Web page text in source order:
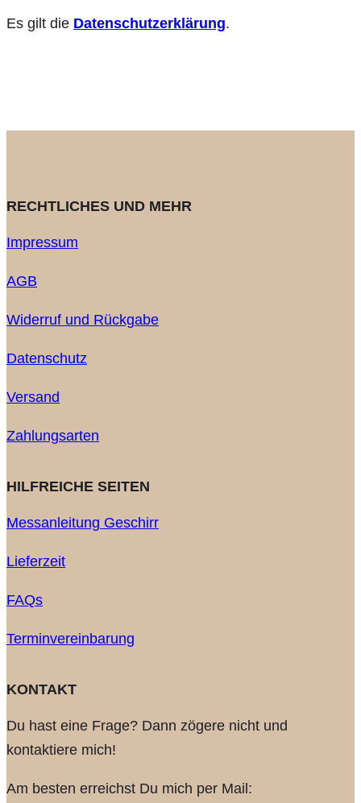
Es gilt die Datenschutzerklärung.
RECHTLICHES UND MEHR
Impressum
AGB
Widerruf und Rückgabe
Datenschutz
Versand
Zahlungsarten
HILFREICHE SEITEN
Messanleitung Geschirr
Lieferzeit
FAQs
Terminvereinbarung
KONTAKT
Du hast eine Frage? Dann zögere nicht und
kontaktiere mich!
Am besten erreichst Du mich per Mail: